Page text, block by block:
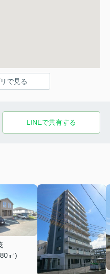
で見る
LINEで共有する
㎡)